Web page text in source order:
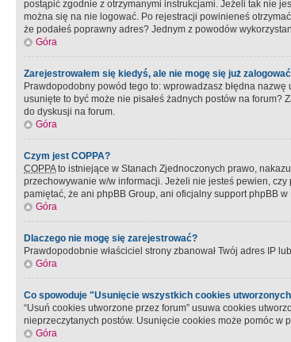
postąpić zgodnie z otrzymanymi instrukcjami. Jeżeli tak nie
można się na nie logować. Po rejestracji powinieneś
że podałeś poprawny adres? Jednym z powodów
Góra
Zarejestrowałem się kiedyś, ale nie mogę się już
Prawdopodobny powód tego to: wprowadzasz błędna
usunięte to być może nie pisałeś żadnych postów na
do dyskusji na forum.
Góra
Czym jest COPPA?
COPPAto istniejące w Stanach Zjednoczonych prawo,
przechowywanie w/w informacji. Jeżeli nie jesteś pewien,
pamiętać, że ani phpBB Group, ani oficjalny support phpBB
Góra
Dlaczego nie mogę się zarejestrować?
Prawdopodobnie właściciel strony zbanował Twój adres IP
Góra
Co spowoduje "Usunięcie wszystkich cookies
“Usuń cookies utworzone przez forum” usuwa cookies
nieprzeczytanych postów. Usunięcie cookies może pomóc
Góra